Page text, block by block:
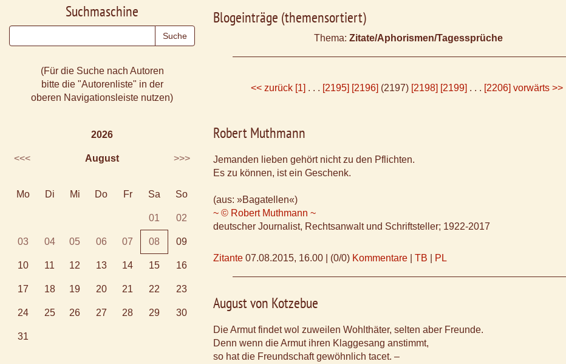
Blogeinträge (themensortiert)
Thema: Zitate/Aphorismen/Tagessprüche
<< zurück [1] . . . [2195] [2196] (2197) [2198] [2199] . . . [2206] vorwärts >>
Robert Muthmann
Jemanden lieben gehört nicht zu den Pflichten.
Es zu können, ist ein Geschenk.
(aus: »Bagatellen«)
~ © Robert Muthmann ~
deutscher Journalist, Rechtsanwalt und Schriftsteller; 1922-2017
Zitante 07.08.2015, 16.00 (0/0) Kommentare TB PL
August von Kotzebue
Die Armut findet wol zuweilen Wohlthäter, selten aber Freunde.
Denn wenn die Armut ihren Klaggesang anstimmt,
so hat die Freundschaft gewöhnlich tacet. –
Suchmaschine
(Für die Suche nach Autoren
bitte die "Autorenliste" in der
oberen Navigationsleiste nutzen)
2026
<<< August >>>
Mo Di Mi Do Fr Sa So
01 02
03 04 05 06 07 08 09
10 11 12 13 14 15 16
17 18 19 20 21 22 23
24 25 26 27 28 29 30
31